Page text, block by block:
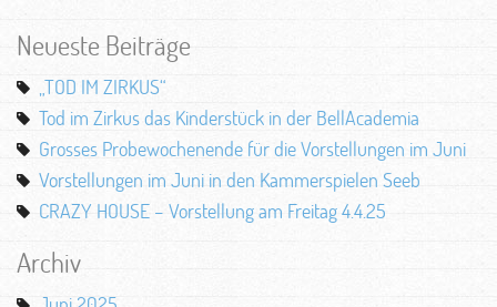
Neueste Beiträge
„TOD IM ZIRKUS“
Tod im Zirkus das Kinderstück in der BellAcademia
Grosses Probewochenende für die Vorstellungen im Juni
Vorstellungen im Juni in den Kammerspielen Seeb
CRAZY HOUSE – Vorstellung am Freitag 4.4.25
Archiv